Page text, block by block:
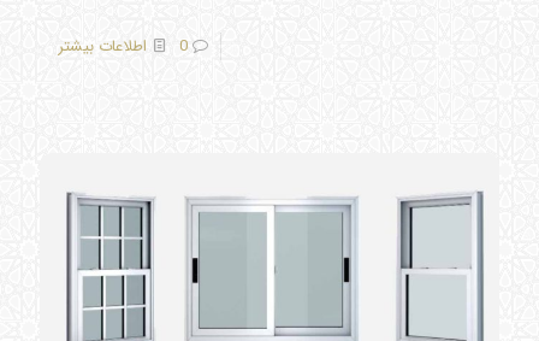
0 اطلاعات بیشتر